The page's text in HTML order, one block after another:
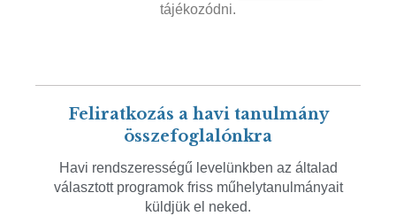
tájékozódni.
Feliratkozás a havi tanulmány
összefoglalónkra
Havi rendszerességű levelünkben az általad
választott programok friss műhelytanulmányait
küldjük el neked.